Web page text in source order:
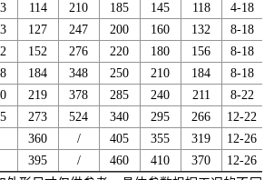
114 210 185 145 118 4-18
127 247 200 160 132 8-18
152 276 220 180 156 8-18
184 348 250 210 184 8-18
219 378 285 240 211 8-22
273 524 340 295 266 12-22
360 / 405 355 319 12-26
395 / 460 410 370 12-26